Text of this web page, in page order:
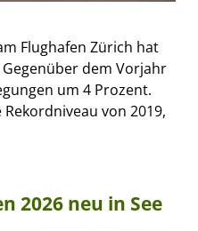
Flughafen Zürich hat
dem Vorjahr
um 4 Prozent.
von 2019,
2026 neu in See